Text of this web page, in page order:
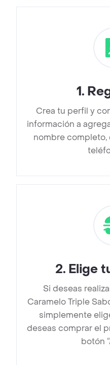
1.
Crea tu perfil y
información a
nombre
2. Elige
Si deseas
Caramelo Triple
simplemente
deseas comprar el
botón